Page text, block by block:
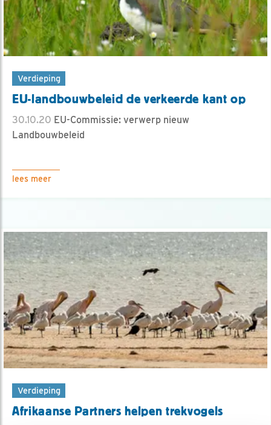
Verdieping
EU-landbouwbeleid de verkeerde kant op
30.10.20 EU-Commissie: verwerp nieuw
Landbouwbeleid
lees meer
Verdieping
Afrikaanse Partners helpen trekvogels